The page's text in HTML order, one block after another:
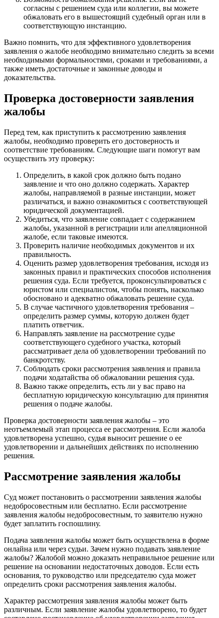
согласны с решением суда или коллегии, вы можете
обжаловать его в вышестоящий судебный орган или в
соответствующую инстанцию.
Важно помнить, что для эффективного удовлетворения
заявления о жалобе необходимо внимательно следить за всеми
необходимыми формальностями, сроками и требованиями, а
также иметь достаточные и законные доводы и
доказательства.
Проверка достоверности заявления
жалобы
Перед тем, как приступить к рассмотрению заявления
жалобы, необходимо проверить его достоверность и
соответствие требованиям. Следующие шаги помогут вам
осуществить эту проверку:
Определить, в какой срок должно быть подано
заявление и что оно должно содержать. Характер
жалобы, направляемой в разные инстанции, может
различаться, и важно ознакомиться с соответствующей
юридической документацией.
Убедиться, что заявление совпадает с содержанием
жалобы, указанной в регистрации или апелляционной
жалобе, если таковые имеются.
Проверить наличие необходимых документов и их
правильность.
Оценить размер удовлетворения требования, исходя из
законных правил и практических способов исполнения
решения суда. Если требуется, проконсультироваться с
юристом или специалистом, чтобы понять, насколько
обосновано и адекватно обжаловать решение суда.
В случае частичного удовлетворения требования –
определить размер суммы, которую должен будет
платить ответчик.
Направлять заявление на рассмотрение судье
соответствующего судебного участка, который
рассматривает дела об удовлетворении требований по
банкротству.
Соблюдать сроки рассмотрения заявления и правила
подачи ходатайства об обжаловании решения суда.
Важно также определить, есть ли у вас право на
бесплатную юридическую консультацию для принятия
решения о подаче жалобы.
Проверка достоверности заявления жалобы – это
неотъемлемый этап процесса ее рассмотрения. Если жалоба
удовлетворена успешно, судья выносит решение о ее
удовлетворении и дальнейших действиях по исполнению
решения.
Рассмотрение заявления жалобы
Суд может постановить о рассмотрении заявления жалобы
недобросовестным или бесплатно. Если рассмотрение
заявления жалобы недобросовестным, то заявителю нужно
будет заплатить госпошлину.
Подача заявления жалобы может быть осуществлена в форме
онлайна или через судьи. Зачем нужно подавать заявление
жалобы? Жалобой можно доказать неправильное решение или
решение на основании недостаточных доводов. Если есть
основания, то руководство или председателю суда может
определить сроки рассмотрения заявления жалобы.
Характер рассмотрения заявления жалобы может быть
различным. Если заявление жалобы удовлетворено, то будет